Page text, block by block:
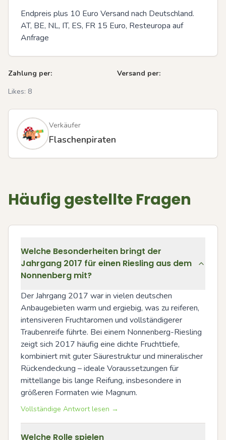
Endpreis plus 10 Euro Versand nach Deutschland.
AT, BE, NL, IT, ES, FR 15 Euro, Resteuropa auf
Anfrage
Zahlung per:
Versand per:
Likes: 8
Verkäufer
Flaschenpiraten
Häufig gestellte Fragen
Welche Besonderheiten bringt der
Jahrgang 2017 für einen Riesling aus dem
Nonnenberg mit?
Der Jahrgang 2017 war in vielen deutschen
Anbaugebieten warm und ergiebig, was zu reiferen,
intensiveren Fruchtaromen und vollständigerer
Traubenreife führte. Bei einem Nonnenberg-Riesling
zeigt sich 2017 häufig eine dichte Fruchttiefe,
kombiniert mit guter Säurestruktur und mineralischer
Rückendeckung – ideale Voraussetzungen für
mittellange bis lange Reifung, insbesondere in
größeren Formaten wie Magnum.
Vollständige Antwort lesen →
Welche Rolle spielen